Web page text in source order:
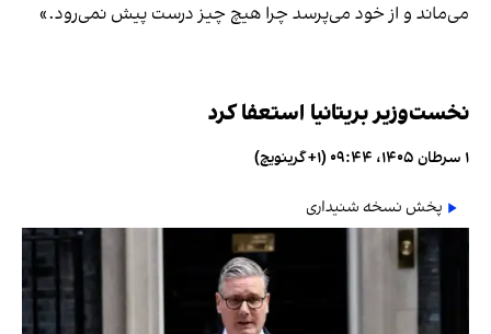
می‌ماند و از خود می‌پرسد چرا هیچ چیز درست پیش نمی‌رود.»
نخست‌وزیر بریتانیا استعفا کرد
۱ سرطان ۱۴۰۵، ۰۹:۴۴ (‎+۱ گرینویچ)
پخش نسخه شنیداری